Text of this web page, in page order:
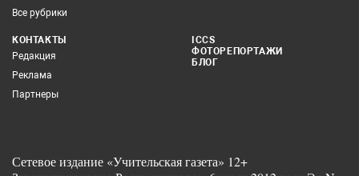
Все рубрики
КОНТАКТЫ
Редакция
Реклама
Партнеры
ICCS
ФОТОРЕПОРТАЖИ
БЛОГ
Сетевое издание «Учительская газета» 12+